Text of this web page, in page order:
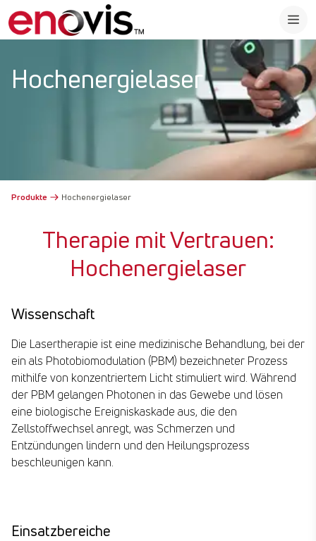
Hochenergielaser
Produkte Hochenergielaser​
Therapie mit Vertrauen:
Hochenergielaser
Wissenschaft
Die Lasertherapie ist eine medizinische Behandlung, bei der
ein als Photobiomodulation (PBM) bezeichneter Prozess
mithilfe von konzentriertem Licht stimuliert wird. Während
der PBM gelangen Photonen in das Gewebe und lösen
eine biologische Ereigniskaskade aus, die den
Zellstoffwechsel anregt, was Schmerzen und
Entzündungen lindern und den Heilungsprozess
beschleunigen kann.​
Einsatzbereiche ​